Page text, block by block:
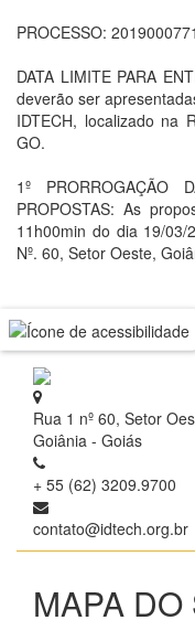
PROCESSO: 2019000771
DATA LIMITE PARA
deverão ser
IDTECH, localizado na
GO.
1º PRORROGAÇÃO
PROPOSTAS: As
11h00min do dia 19/03/
Nº. 60, Setor Oeste,
Rua 1 nº 60, Setor
Goiânia - Goiás
+ 55 (62) 3209.9700
contato@idtech.org.br
MAPA DO